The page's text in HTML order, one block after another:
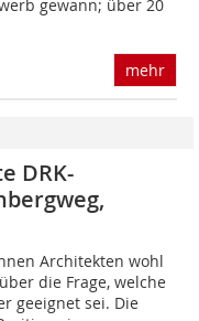
gewann; über 20
mehr
DRK-
Architekten wohl
die Frage, welche
ge­eignet sei. Die